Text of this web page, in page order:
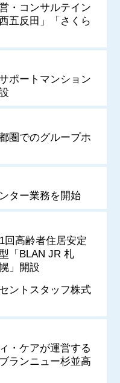
・コンサルテイン
五反田」「さくら
ポートマンション
圏でのグループホ
ター業務を開始
回高齢者住居安定
「BLAN JR 札
」開設
ントスタッフ株式
・ケアが運営する
ランニュー杉並高